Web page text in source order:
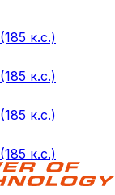
к.с.)
к.с.)
к.с.)
к.с.)